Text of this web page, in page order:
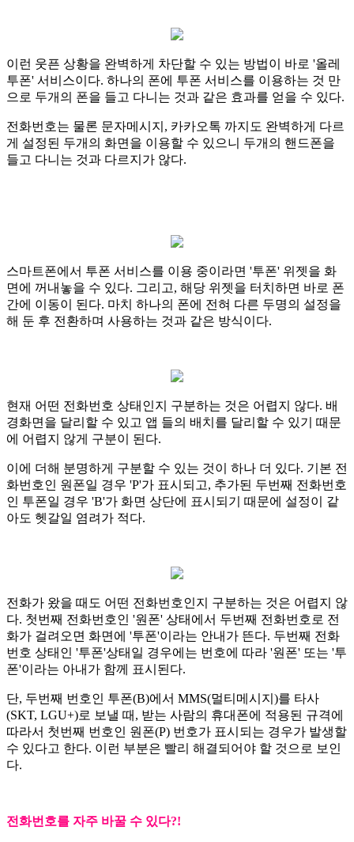
이런 웃픈 상황을 완벽하게 차단할 수 있는 방법이 바로 '올레
투폰' 서비스이다. 하나의 폰에 투폰 서비스를 이용하는 것 만
으로 두개의 폰을 들고 다니는 것과 같은 효과를 얻을 수 있다.
전화번호는 물론 문자메시지, 카카오톡 까지도 완벽하게 다르
게 설정된 두개의 화면을 이용할 수 있으니 두개의 핸드폰을
들고 다니는 것과 다르지가 않다.
스마트폰에서 투폰 서비스를 이용 중이라면 '투폰' 위젯을 화
면에 꺼내놓을 수 있다. 그리고, 해당 위젯을 터치하면 바로 폰
간에 이동이 된다. 마치 하나의 폰에 전혀 다른 두명의 설정을
해 둔 후 전환하며 사용하는 것과 같은 방식이다.
현재 어떤 전화번호 상태인지 구분하는 것은 어렵지 않다. 배
경화면을 달리할 수 있고 앱 들의 배치를 달리할 수 있기 때문
에 어렵지 않게 구분이 된다.
이에 더해 분명하게 구분할 수 있는 것이 하나 더 있다. 기본 전
화번호인 원폰일 경우 'P'가 표시되고, 추가된 두번째 전화번호
인 투폰일 경우 'B'가 화면 상단에 표시되기 때문에 설정이 같
아도 헷갈일 염려가 적다.
전화가 왔을 때도 어떤 전화번호인지 구분하는 것은 어렵지 않
다. 첫번째 전화번호인 '원폰' 상태에서 두번째 전화번호로 전
화가 걸려오면 화면에 '투폰'이라는 안내가 뜬다. 두번째 전화
번호 상태인 '투폰'상태일 경우에는 번호에 따라 '원폰' 또는 '투
폰'이라는 아내가 함께 표시된다.
단, 두번째 번호인 투폰(B)에서 MMS(멀티메시지)를 타사
(SKT, LGU+)로 보낼 때, 받는 사람의 휴대폰에 적용된 규격에
따라서 첫번째 번호인 원폰(P) 번호가 표시되는 경우가 발생할
수 있다고 한다. 이런 부분은 빨리 해결되어야 할 것으로 보인
다.
전화번호를 자주 바꿀 수 있다?!